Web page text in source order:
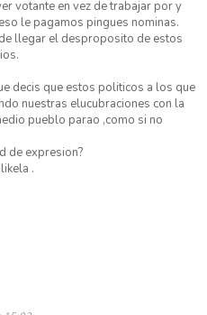
votante en vez de trabajar por y
le pagamos pingues nominas.
llegar el desproposito de estos
decis que estos politicos a los que
nuestras elucubraciones con la
pueblo parao ,como si no
de expresion?
.